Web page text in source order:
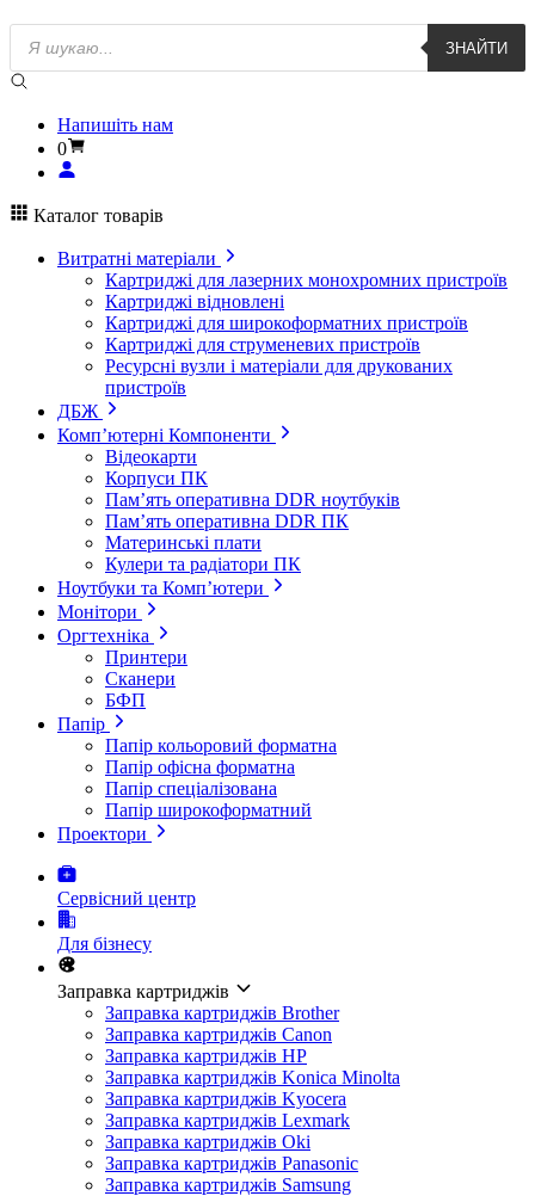
Пошук
товарів
ЗНАЙТИ
Напишіть нам
0
Каталог товарів
Витратні матеріали
Картриджі для лазерних монохромних пристроїв
Картриджі відновлені
Картриджі для широкоформатних пристроїв
Картриджі для струменевих пристроїв
Ресурсні вузли і матеріали для друкованих
пристроїв
ДБЖ
Комп’ютерні Компоненти
Відеокарти
Корпуси ПК
Пам’ять оперативна DDR ноутбуків
Пам’ять оперативна DDR ПК
Материнські плати
Кулери та радіатори ПК
Ноутбуки та Комп’ютери
Монітори
Оргтехніка
Принтери
Сканери
БФП
Папір
Папір кольоровий форматна
Папір офісна форматна
Папір спеціалізована
Папір широкоформатний
Проектори
Сервісний центр
Для бізнесу
Заправка картриджів
Заправка картриджів Brother
Заправка картриджів Canon
Заправка картриджів HP
Заправка картриджів Konica Minolta
Заправка картриджів Kyocera
Заправка картриджів Lexmark
Заправка картриджів Oki
Заправка картриджів Panasonic
Заправка картриджів Samsung